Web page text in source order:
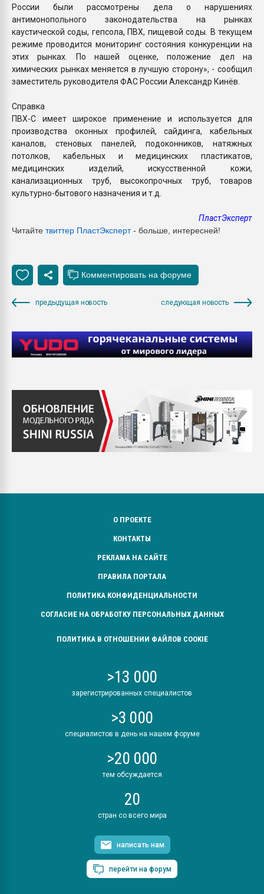
России были рассмотрены дела о нарушениях
антимонопольного законодательства на рынках
каустической соды, гепсола, ПВХ, пищевой соды. В текущем
режиме проводится мониторинг состояния конкуренции на
этих рынках. По нашей оценке, положение дел на
химических рынках меняется в лучшую сторону», - сообщил
заместитель руководителя ФАС России Александр Кинёв.
Справка
ПВХ-С имеет широкое применение и используется для
производства оконных профилей, сайдинга, кабельных
каналов, стеновых панелей, подоконников, натяжных
потолков, кабельных и медицинских пластикатов,
медицинских изделий, искусственной кожи,
канализационных труб, высокопрочных труб, товаров
культурно-бытового назначения и т.д.
ПластЭксперт
Читайте твиттер ПластЭксперт- больше, интересней!
предыдущая новость следующая новость
О ПРОЕКТЕ
КОНТАКТЫ
РЕКЛАМА НА САЙТЕ
ПРАВИЛА ПОРТАЛА
ПОЛИТИКА КОНФИДЕНЦИАЛЬНОСТИ
СОГЛАСИЕ НА ОБРАБОТКУ ПЕРСОНАЛЬНЫХ ДАННЫХ
ПОЛИТИКА В ОТНОШЕНИИ ФАЙЛОВ COOKIE
>13 000
зарегистрированных специалистов
>3 000
специалистов в день на нашем форуме
>20 000
тем обсуждается
20
стран со всего мира
написать нам
перейти на форум